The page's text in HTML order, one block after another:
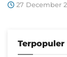
27 December
Terpopuler